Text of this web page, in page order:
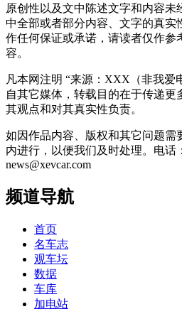
原创性以及文中陈述文字和内容
中全部或者部分内容、文字的真实
作任何保证或承诺，请读者仅作参
容。
凡本网注明 “来源：XXX（非我爱
自其它媒体，转载目的在于传递更
其观点和对其真实性负责。
如因作品内容、版权和其它问题需
内进行，以便我们及时处理。电话
news@xevcar.com
频道导航
首页
名车志
观车坛
数据
车库
加电站